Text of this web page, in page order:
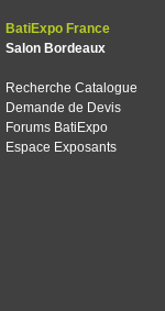
BatiExpo France
Salon Bordeaux
Recherche Catalogue
Demande de Devis
Forums BatiExpo
Espace Exposants